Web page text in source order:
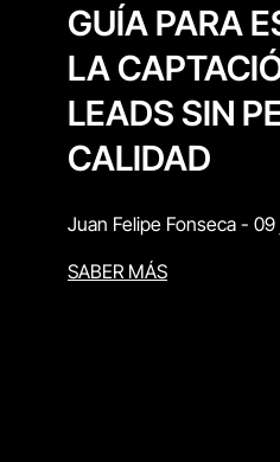
GUÍA PARA
LA
LEADS SIN
CALIDAD
Juan Felipe Fonseca - 09
SABER MÁS